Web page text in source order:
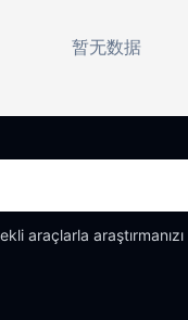
暂无数据
araçlarla